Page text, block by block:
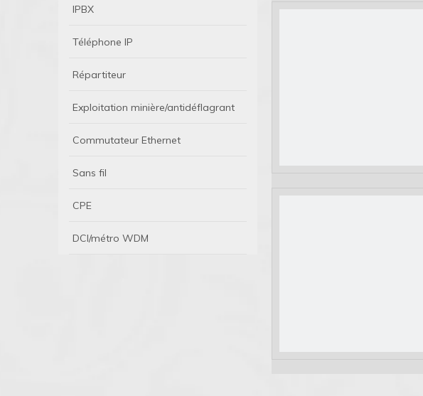
IPBX
Téléphone IP
Répartiteur
Exploitation minière/antidéflagrant
Commutateur Ethernet
Sans fil
CPE
DCI/métro WDM